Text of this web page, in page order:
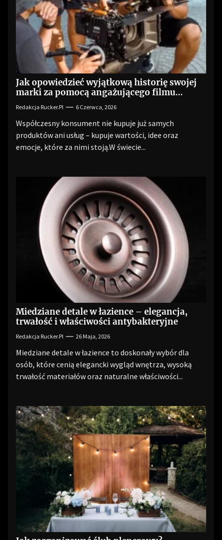
Jak opowiedzieć wyjątkową historię swojej
marki za pomocą angażującego filmu
Redakcja Rucker.pl 6 Czerwca, 2026
Współczesny konsument nie kupuje już samych
produktów ani usług – kupuje wartości, idee oraz
emocje, które za nimi stoją.W świecie...
Miedziane detale w łazience – elegancja,
trwałość i właściwości antybakteryjne
Redakcja Rucker.pl 26 Maja, 2026
Miedziane detale w łazience to doskonały wybór dla
osób, które cenią elegancki wygląd wnętrza, wysoką
trwałość materiałów oraz naturalne właściwości...